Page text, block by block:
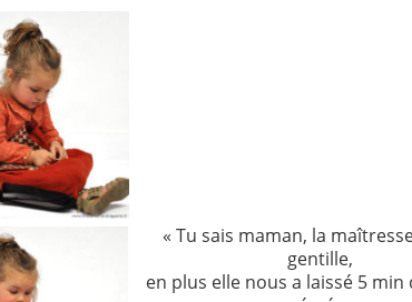
« Tu sais maman, la
gentille,
en plus elle nous a laissé 5 min